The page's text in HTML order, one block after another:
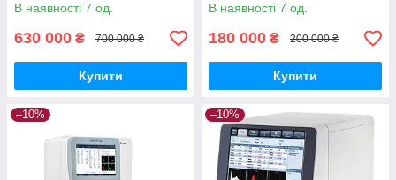
В наявності 7 од.
630 000 ₴ 700 000 ₴
Купити
В наявності 7 од.
180 000 ₴ 200 000 ₴
Купити
–10% –10%